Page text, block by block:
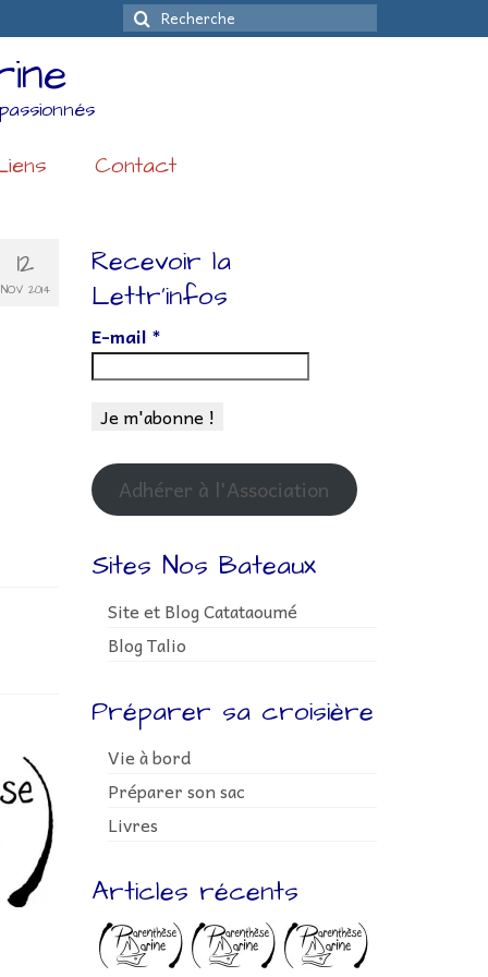
Rechercher
:
Contact
12
NOV 2014
Recevoir la
Lettr’infos
E-mail *
Adhérer à l'Association
Sites Nos Bateaux
Site et Blog Catataoumé
Blog Talio
Préparer sa croisière
Vie à bord
Préparer son sac
Livres
Articles récents